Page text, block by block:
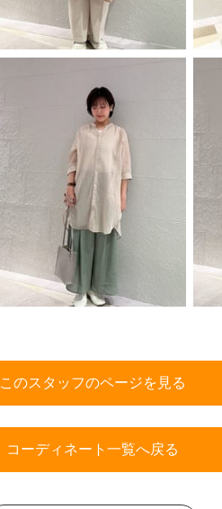
このスタッフのページを見る
コーディネート一覧へ戻る